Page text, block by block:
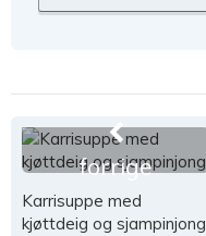
forrige
Karrisuppe med
kjøttdeig og sjampinjong